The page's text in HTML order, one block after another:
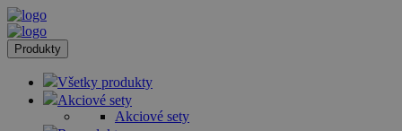
Produkty
Všetky produkty
Akciové sety
Akciové sety